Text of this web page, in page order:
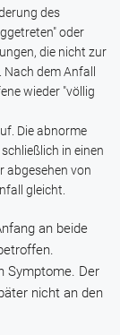
des
oder
die nicht zur
dem Anfall
wieder "völlig
Die abnorme
in einen
abgesehen von
gleicht.
an beide
Symptome. Der
nicht an den